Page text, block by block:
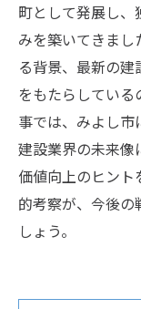
町として発展し
みを築いてきま
る背景、最新の
をもたらしてい
事では、みよし
建設業界の未来像
価値向上のヒント
的考察が、今後
しょう。